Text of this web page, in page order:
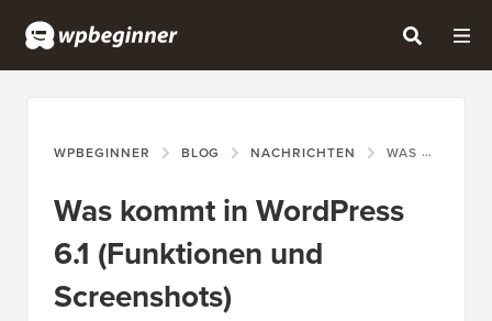
WPBEGINNER BLOG NACHRICHTEN WAS KOMMT IN WORDPRESS 6.1 (FUNKTIONEN UND SCREENSHOTS)
Was kommt in WordPress
6.1 (Funktionen und
Screenshots)